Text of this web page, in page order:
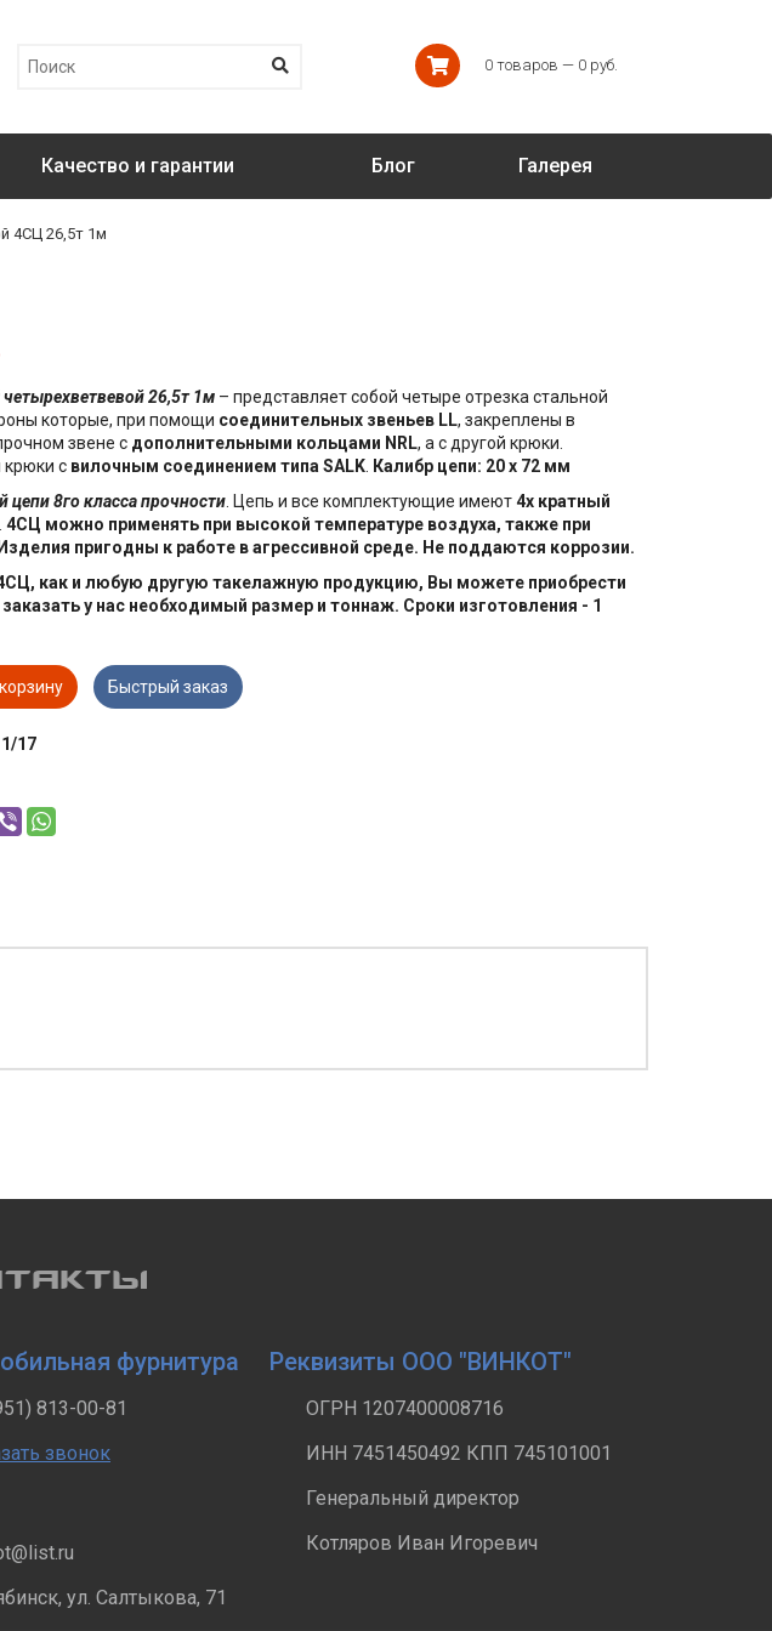
0 товаров — 0 руб.
Качество и гарантии Блог Галерея
4СЦ 26,5т 1м
26,5т 1м– представляет собой четыре отрезка стальной
которые, при помощи соединительных звеньев LL, закреплены в
звене с дополнительными кольцами NRL, а с другой крюки.
крюки с вилочным соединением типа SALK. Калибр цепи: 20 х 72 мм
цепи 8го класса прочности. Цепь и все комплектующие имеют4х кратный
4СЦ можно применять при высокой температуре воздуха, также при
пригодны к работе в агрессивной среде. Не поддаются коррозии.
как и любую другую такелажную продукцию, Вы можете приобрести
у нас необходимый размер и тоннаж. Сроки изготовления - 1
Быстрый заказ
17
фурнитура
813-00-81
звонок
ул. Салтыкова, 71
Реквизиты ООО "ВИНКОТ"
ОГРН 1207400008716
ИНН 7451450492 КПП 745101001
Генеральный директор
Котляров Иван Игоревич